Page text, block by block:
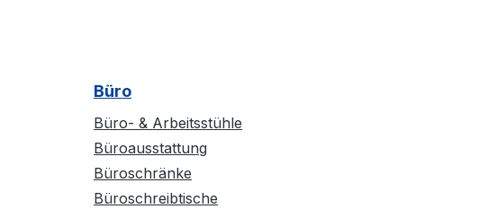
Büro
Büro- & Arbeitsstühle
Büroausstattung
Büroschränke
Büroschreibtische